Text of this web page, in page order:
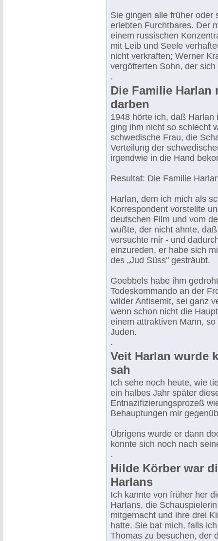
Sie gingen alle früher oder
erlebten Furchtbares. Der
einem russischen
mit Leib und Seele
nicht verkraften; Werner
vergötterten Sohn, der
.
Die Familie
darben
1948 hörte ich, daß
ging ihm nicht so schlecht
schwedische Frau, die
Verteilung der
irgendwie in die Hand
Resultat: Die Familie
Harlan, dem ich mich als
Korrespondent vorstellte
deutschen Film und vom
wußte, der nicht ahnte,
versuchte mir - und
einzureden, er habe sich
des „Jud Süss" gesträubt.
Goebbels habe ihm
Todeskommando an der
wilder Antisemit, sei ganz
wenn schon nicht die
einem attraktiven Mann,
Juden.
.
Veit Harlan wurde
sah
Ich sehe noch heute, wie
ein halbes Jahr später
Entnazifizierungsprozeß
Behauptungen mir
Übrigens wurde er dann
konnte sich noch nach
.
Hilde Körber war
Harlans
Ich kannte von früher her
Harlans, die
mitgemacht und ihre drei
hatte. Sie bat mich, falls
Thomas zu besuchen, der